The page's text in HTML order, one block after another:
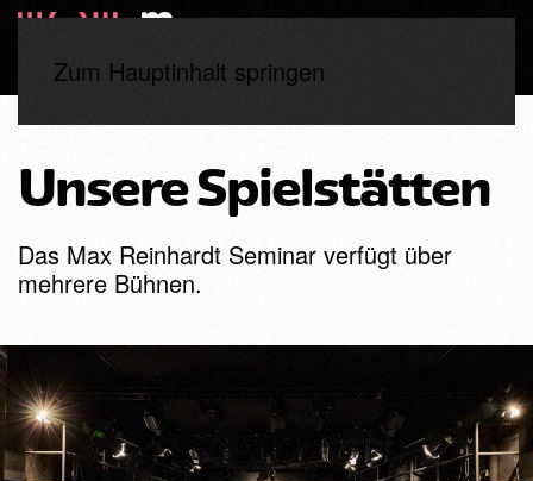
Zum Hauptinhalt springen
Unsere Spielstätten
Das Max Reinhardt Seminar verfügt über
mehrere Bühnen.